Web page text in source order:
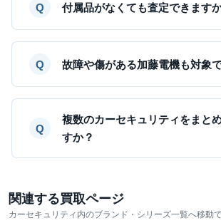
付属品がなくても査定できます
故障や傷がある加藤電機も対象
複数のカーセキュリティをまと
すか？
関連する買取ページ
カーセキュリティ内のブランド・シリーズ一覧へ移動